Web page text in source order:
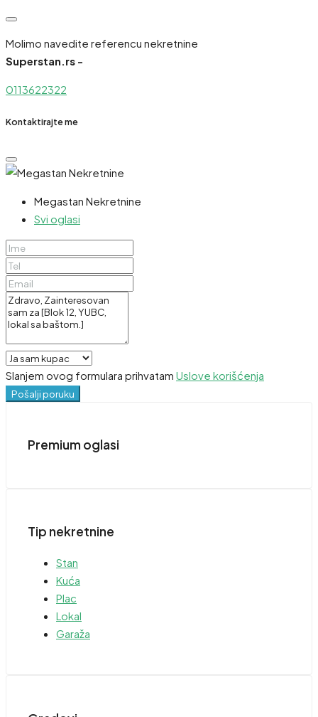
Molimo navedite referencu nekretnine
Superstan.rs -
0113622322
Kontaktirajte me
Megastan Nekretnine
Svi oglasi
Slanjem ovog formulara prihvatam Uslove korišćenja
Pošalji poruku
Premium oglasi
Tip nekretnine
Stan
Kuća
Plac
Lokal
Garaža